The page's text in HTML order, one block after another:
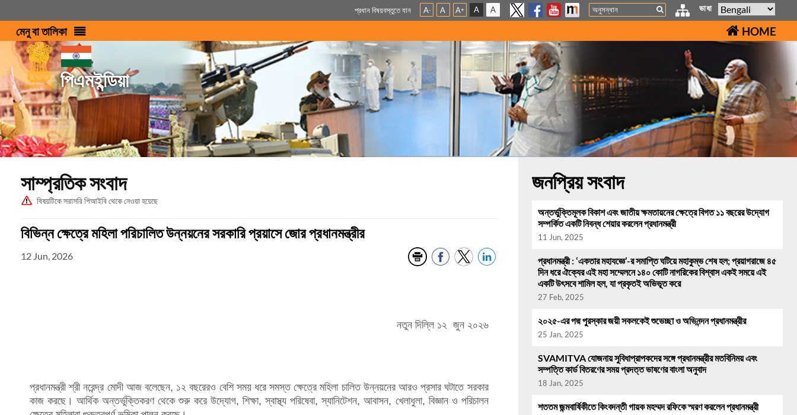
প্রধান বিষয়বস্তুতে যান A- A A+ A A Search ভাষা
মেনু বা তালিকা HOME
পিএমইন্ডিয়া
সাম্প্রতিক সংবাদ
বিষয়টিকে সরাসরি পিআইবি থেকে নেওয়া হয়েছে
বিভিন্ন ক্ষেত্রে মহিলা পরিচালিত উন্নয়নের সরকারি প্রয়াসে জোর প্রধানমন্ত্রীর
12 Jun, 2026
নতুন দিল্লি ১২ জুন ২০২৬
প্রধানমন্ত্রী শ্রী নরেন্দ্র মোদী আজ বলেছেন, ১২ বছরেরও বেশি সময় ধরে সমস্ত ক্ষেত্রে মহিলা চালিত উন্নয়নের আরও প্রসার ঘটাতে সরকার
কাজ করছে। আর্থিক অন্তর্ভুক্তিকরণ থেকে শুরু করে উদ্যোগ, শিক্ষা, স্বাস্থ্য পরিষেবা, স্যানিটেশন, আবাসন, খেলাধুলা, বিজ্ঞান ও পরিচালন
জনপ্রিয় সংবাদ
অন্তর্ভুক্তিমূলক বিকাশ এবং জাতীয় ক্ষমতায়নের ক্ষেত্রে বিগত ১১ বছরের উদ্যোগ
সম্পর্কিত একটি নিবন্ধ শেয়ার করলেন প্রধানমন্ত্রী
11 Jun, 2025
প্রধানমন্ত্রী : ‘একতার মহাযজ্ঞে’-র সমাপ্তি ঘটিয়ে মহাকুম্ভ শেষ হল; প্রয়াগরাজে ৪৫
দিন ধরে ঐক্যের এই মহা সম্মেলনে ১৪০ কোটি নাগরিকের বিশ্বাস একই সময়ে এই
একটি উৎসবে শামিল হল, যা প্রকৃতই অভিভূত করে
27 Feb, 2025
২০২৫-এর পদ্ম পুরস্কার জয়ী সকলকেই শুভেচ্ছা ও অভিনন্দন প্রধানমন্ত্রীর
25 Jan, 2025
SVAMITVA যোজনায় সুবিধাপ্রাপকদের সঙ্গে প্রধানমন্ত্রীর মতবিনিময় এবং
সম্পত্তি কার্ড বিতরণের সময় প্রদত্ত ভাষণের বাংলা অনুবাদ
18 Jan, 2025
শততম জন্মবার্ষিকীতে কিংবদন্তী গায়ক মহম্মদ রফিকে স্মরণ করলেন প্রধানমন্ত্রী